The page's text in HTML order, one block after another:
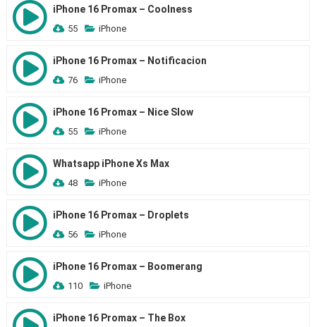
iPhone 16 Promax – Coolness
55 iPhone
iPhone 16 Promax – Notificacion
76 iPhone
iPhone 16 Promax – Nice Slow
55 iPhone
Whatsapp iPhone Xs Max
48 iPhone
iPhone 16 Promax – Droplets
56 iPhone
iPhone 16 Promax – Boomerang
110 iPhone
iPhone 16 Promax – The Box